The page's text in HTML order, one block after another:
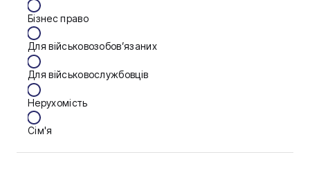
Дніпро
Запоріжжя
Калуш
Кам'янське
Ковель
Бізнес право
Для військовозобов’язаних
Для військовослужбовців
Нерухомість
Сім'я